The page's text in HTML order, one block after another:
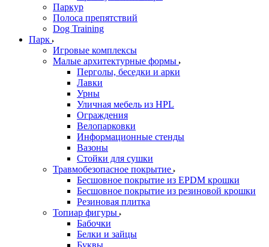
Паркур
Полоса препятствий
Dog Training
Парк
Игровые комплексы
Малые архитектурные формы
Перголы, беседки и арки
Лавки
Урны
Уличная мебель из HPL
Ограждения
Велопарковки
Информационные стенды
Вазоны
Стойки для сушки
Травмобезопасное покрытие
Бесшовное покрытие из EPDM крошки
Бесшовное покрытие из резиновой крошки
Резиновая плитка
Топиар фигуры
Бабочки
Белки и зайцы
Буквы